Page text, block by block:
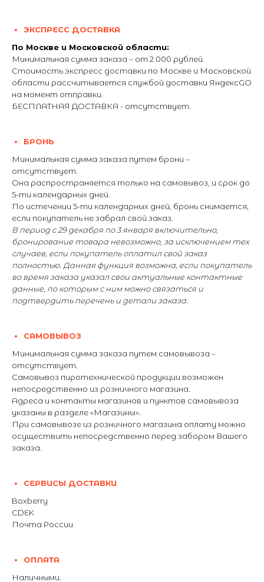
ЭКСПРЕСС ДОСТАВКА
По Москве и Московской области:
Минимальная сумма заказа – от 2 000 рублей.
Стоимость экспресс доставки по Москве и Московской
области рассчитывается службой доставки ЯндексGO
на момент отправки.
БЕСПЛАТНАЯ ДОСТАВКА - отсутствует.
БРОНЬ
Минимальная сумма заказа путем брони –
отсутствует.
Она распространяется только на самовывоз, и срок до
5-ти календарных дней.
По истечении 5-ти календарных дней, бронь снимается,
если покупатель не забрал свой заказ.
В период с 29 декабря по 3 января включительно,
бронирование товара невозможно, за исключением тех
случаев, если покупатель оплатил свой заказ
полностью. Данная функция возможна, если покупатель
во время заказа указал свои актуальные контактные
данные, по которым с ним можно связаться и
подтвердить перечень и детали заказа.
САМОВЫВОЗ
Минимальная сумма заказа путем самовывоза –
отсутствует.
Самовывоз пиротехнической продукции возможен
непосредственно из розничного магазина.
Адреса и контакты магазинов и пунктов самовывоза
указаны в разделе «Магазины».
При самовывозе из розничного магазина оплату можно
осуществить непосредственно перед забором Вашего
заказа.
СЕРВИСЫ ДОСТАВКИ
Boxberry
CDEK
Почта России
ОПЛАТА
Наличными.